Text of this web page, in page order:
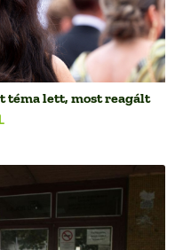
téma lett, most reagált